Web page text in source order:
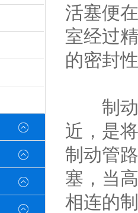
活塞便
室经过
的密封
制动
近，是
制动管
塞，当
相连的